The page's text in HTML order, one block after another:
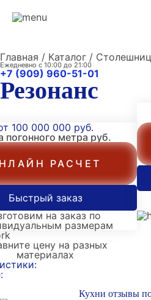
Главная / Каталог /
Ежедневно с 10:00 до 21:00
+7 (909) 960-51-01
Резонанс
100 000 000 руб.
погонного метра руб.
РАСЧЕТ
Быстрый заказ
на заказ по
размерам
цену на разных
материалах
Кухни отзывы